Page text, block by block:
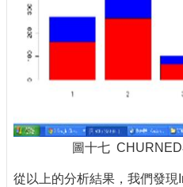
圖十七
從以上的分析結果，我們發